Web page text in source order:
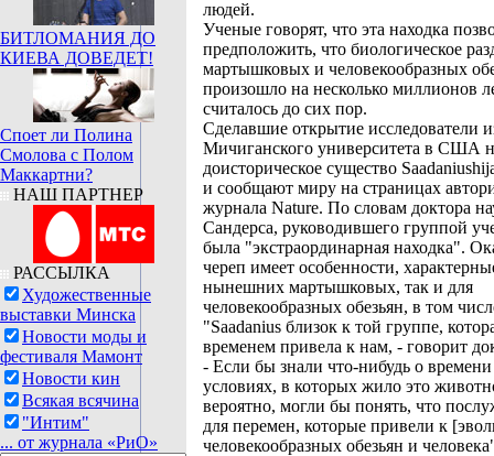
БИТЛОМАНИЯ ДО
КИЕВА ДОВЕДЕТ!
Споет ли Полина
Смолова с Полом
Маккартни?
НАШ ПАРТНЕР
РАССЫЛКА
Художественные
выставки Минска
Новости моды и
фестиваля Мамонт
Новости кин
Всякая всячина
"Интим"
... от журнала «РиО»
людей.
Ученые говорят, что эта находка
предположить, что биологическое
мартышковых и человекообразных
произошло на несколько миллионов
считалось до сих пор.
Сделавшие открытие исследователи
Мичиганского университета в США
доисторическое существо
и сообщают миру на страницах
журнала Nature. По словам доктора
Сандерса, руководившего группой
была "экстраординарная находка".
череп имеет особенности,
нынешних мартышковых, так и для
человекообразных обезьян, в том
"Saadanius близок к той группе,
временем привела к нам, - говорит
- Если бы знали что-нибудь о
условиях, в которых жило это
вероятно, могли бы понять, что
для перемен, которые привели к
человекообразных обезьян и